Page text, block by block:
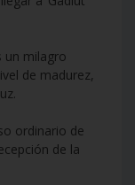
un milagro
de madurez,
ordinario de
de la